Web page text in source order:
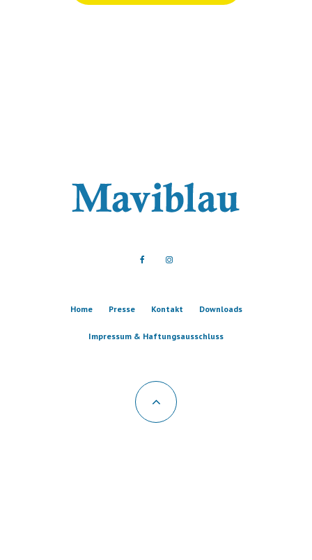
Home Presse Kontakt Downloads
Impressum & Haftungsausschluss